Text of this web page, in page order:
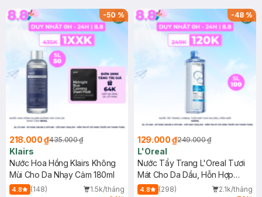
-50%
218.000 ₫435.000 ₫
Klairs
Nước Hoa Hồng Klairs Không
Mùi Cho Da Nhạy Cảm 180ml
4.8 (148)
1.5k/tháng
-48%
129.000 ₫249.000 ₫
L'Oreal
Nước Tẩy Trang L'Oreal Tươi
Mát Cho Da Dầu, Hỗn Hợp
400ml
4.8 (298)
2.1k/tháng